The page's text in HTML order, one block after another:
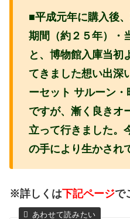
■平成元年に購入後
期間（約２５年）・
と、博物館入庫当初
てきました想い出深
ーセット サルーン・
ですが、漸く良きオ
立って行きました。
の手により生かされ
※詳しくは下記ページで